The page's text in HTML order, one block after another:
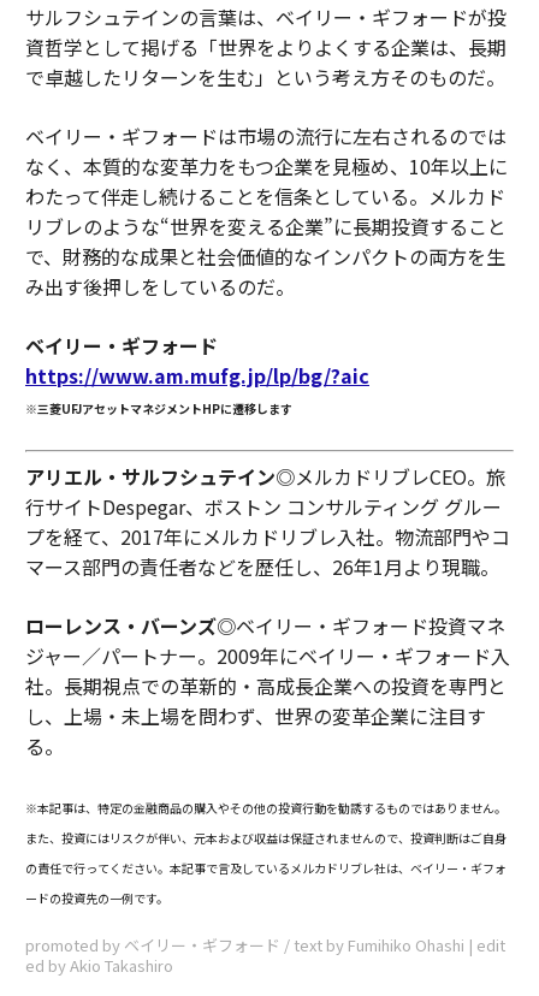
サルフシュテインの言葉は、ベイリー・ギフォードが投
資哲学として掲げる「世界をよりよくする企業は、長期
で卓越したリターンを生む」という考え方そのものだ。
ベイリー・ギフォードは市場の流行に左右されるのでは
なく、本質的な変革力をもつ企業を見極め、10年以上に
わたって伴走し続けることを信条としている。メルカド
リブレのような“世界を変える企業”に長期投資すること
で、財務的な成果と社会価値的なインパクトの両方を生
み出す後押しをしているのだ。
ベイリー・ギフォード
https://www.am.mufg.jp/lp/bg/?aic
※三菱UFJアセットマネジメントHPに遷移します
アリエル・サルフシュテイン◎メルカドリブレCEO。旅
行サイトDespegar、ボストン コンサルティング グルー
プを経て、2017年にメルカドリブレ入社。物流部門やコ
マース部門の責任者などを歴任し、26年1月より現職。
ローレンス・バーンズ◎ベイリー・ギフォード投資マネ
ジャー／パートナー。2009年にベイリー・ギフォード入
社。長期視点での革新的・高成長企業への投資を専門と
し、上場・未上場を問わず、世界の変革企業に注目す
る。
※本記事は、特定の金融商品の購入やその他の投資行動を勧誘するものではありません。
また、投資にはリスクが伴い、元本および収益は保証されませんので、投資判断はご自身
の責任で行ってください。本記事で言及しているメルカドリブレ社は、ベイリー・ギフォ
ードの投資先の一例です。
promoted by ベイリー・ギフォード / text by Fumihiko Ohashi | edit
ed by Akio Takashiro